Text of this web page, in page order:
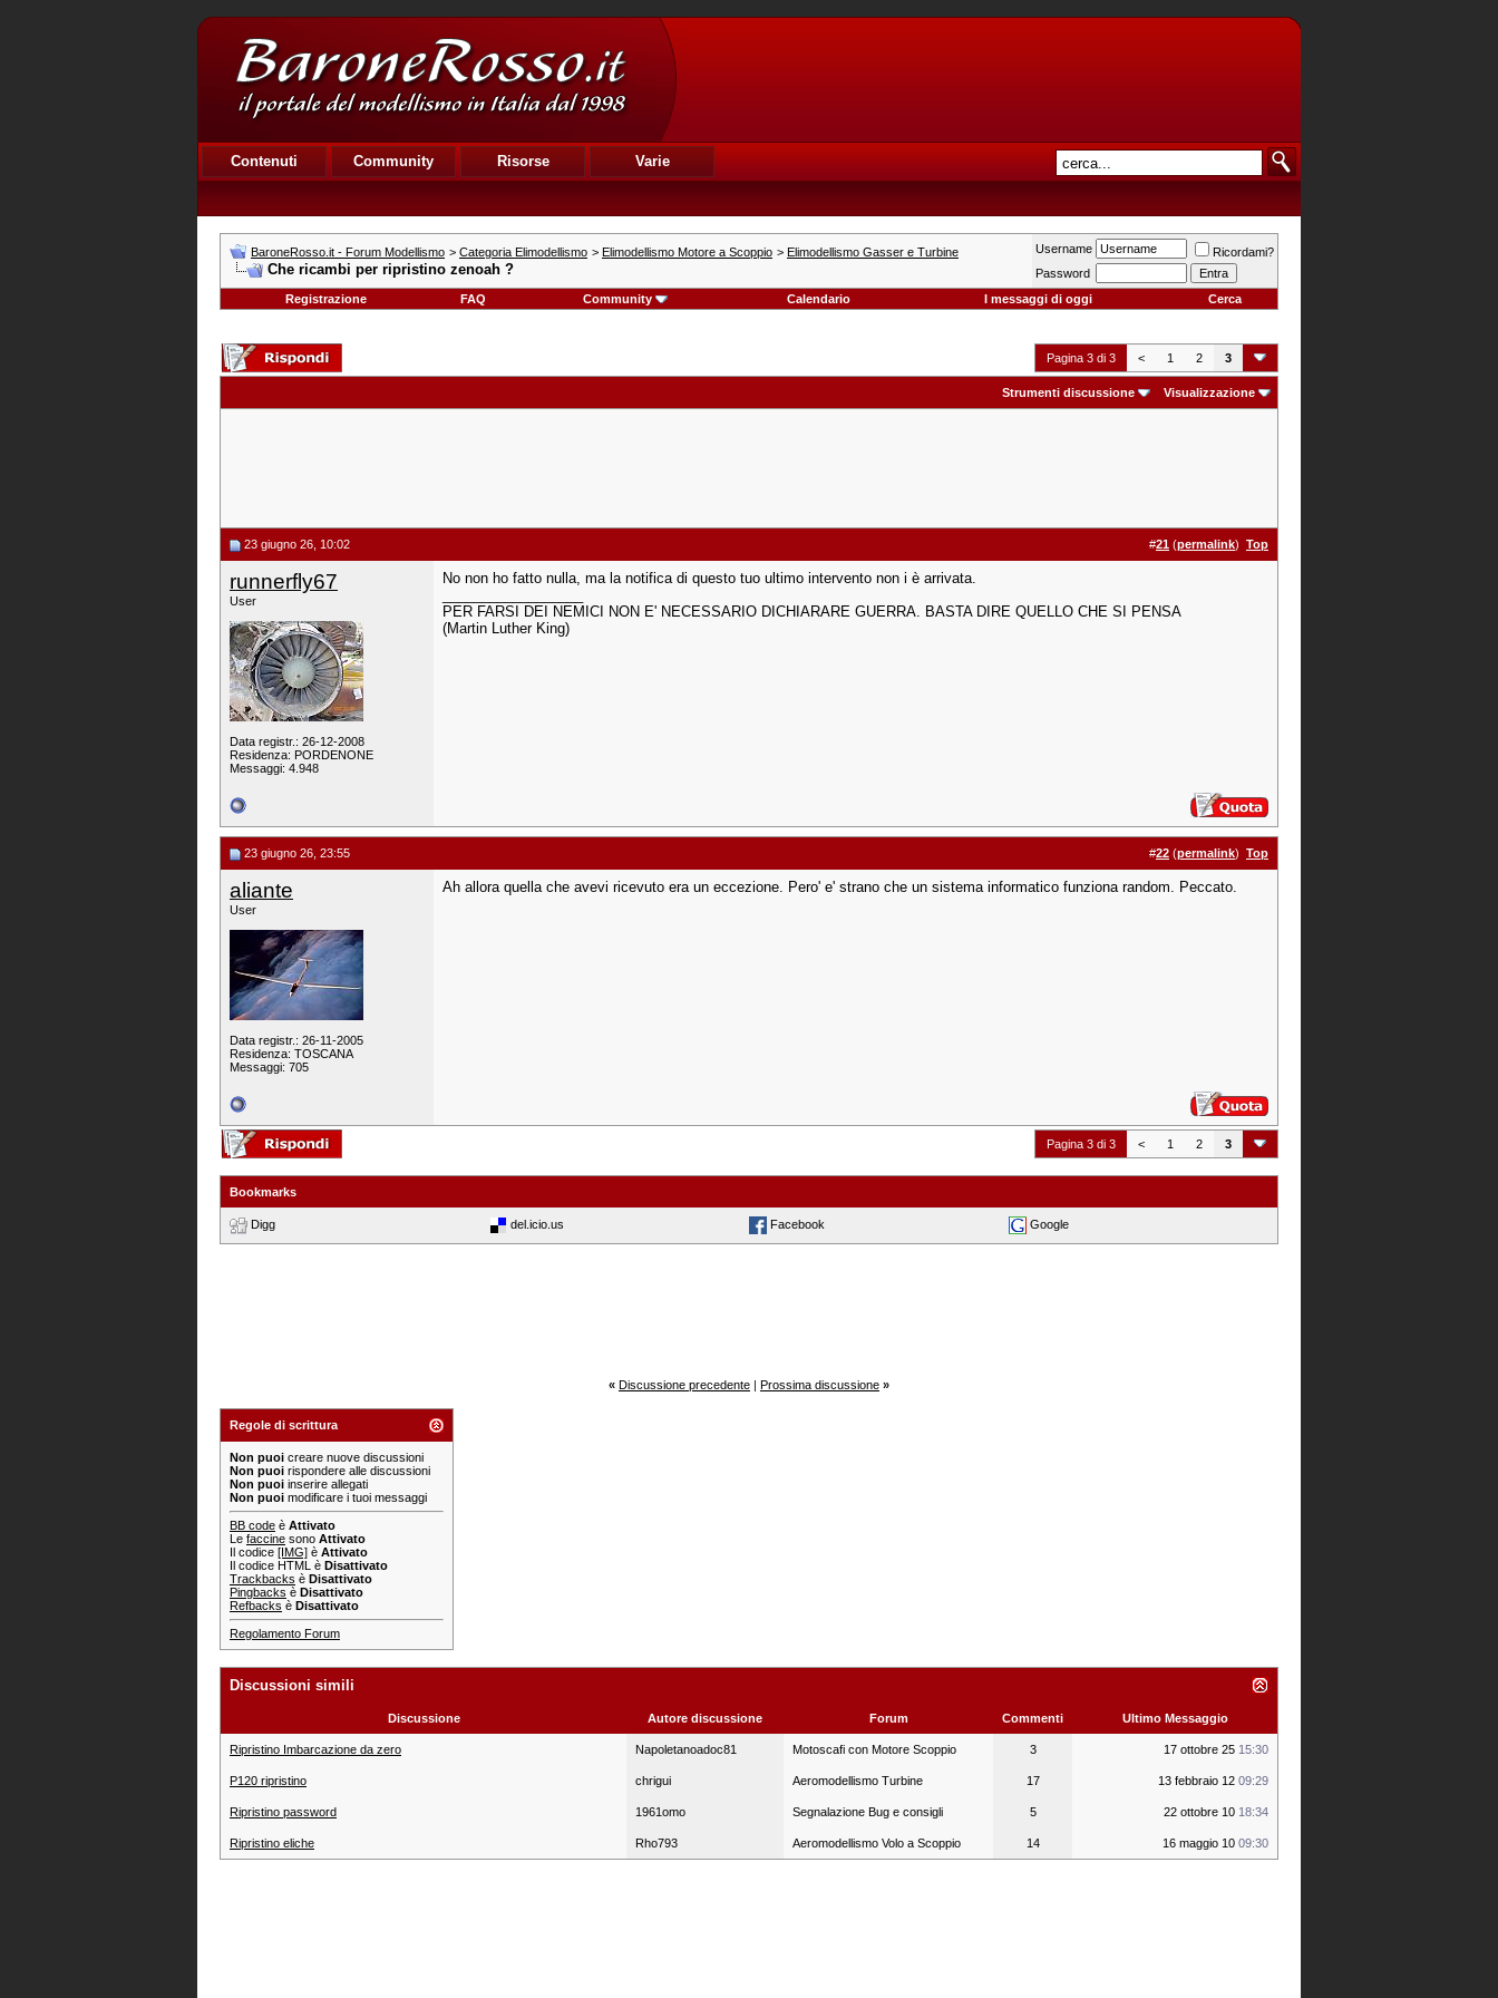
Contenuti Community Risorse Varie
BaroneRosso.it - Forum Modellismo > Categoria Elimodellismo > Elimodellismo Motore a Scoppio > Elimodellismo Gasser e Turbine
Che ricambi per ripristino zenoah ?
Username
Ricordami?
Password
Registrazione
FAQ Community Calendario I messaggi di oggi Cerca
Pagina 3 di 3 < 1 2 3
Strumenti discussione Visualizzazione
23 giugno 26, 10:02 #21 (permalink) Top
runnerfly67
User
Data registr.: 26-12-2008
Residenza: PORDENONE
Messaggi: 4.948
No non ho fatto nulla, ma la notifica di questo tuo ultimo intervento non i è arrivata.
PER FARSI DEI NEMICI NON E' NECESSARIO DICHIARARE GUERRA. BASTA DIRE QUELLO CHE SI PENSA
(Martin Luther King)
23 giugno 26, 23:55 #22 (permalink) Top
aliante
User
Data registr.: 26-11-2005
Residenza: TOSCANA
Messaggi: 705
Ah allora quella che avevi ricevuto era un eccezione. Pero' e' strano che un sistema informatico funziona random. Peccato.
Pagina 3 di 3 < 1 2 3
Bookmarks
Digg del.icio.us Facebook Google
« Discussione precedente | Prossima discussione »
Regole di scrittura
Non puoi creare nuove discussioni
Non puoi rispondere alle discussioni
Non puoi inserire allegati
Non puoi modificare i tuoi messaggi
BB code è Attivato
Le faccine sono Attivato
Il codice [IMG] è Attivato
Il codice HTML è Disattivato
Trackbacks è Disattivato
Pingbacks è Disattivato
Refbacks è Disattivato
Regolamento Forum
Discussioni simili
Discussione Autore discussione Forum Commenti Ultimo Messaggio
Ripristino Imbarcazione da zero Napoletanoadoc81 Motoscafi con Motore Scoppio 3 17 ottobre 25 15:30
P120 ripristino chrigui Aeromodellismo Turbine 17 13 febbraio 12 09:29
Ripristino password 1961omo Segnalazione Bug e consigli 5 22 ottobre 10 18:34
Ripristino eliche Rho793 Aeromodellismo Volo a Scoppio 14 16 maggio 10 09:30